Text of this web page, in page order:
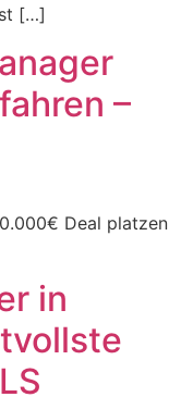
[…]
–
Deal platzen
in